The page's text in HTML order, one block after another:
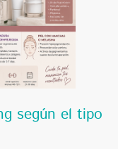
según el tipo